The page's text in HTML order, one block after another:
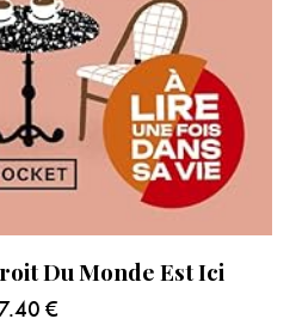
Du Monde Est Ici
7.40 €